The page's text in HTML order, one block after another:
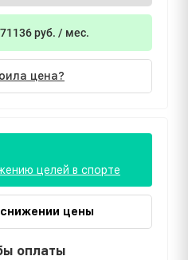
руб. / мес.
цена?
целей в спорте
цены
оплаты